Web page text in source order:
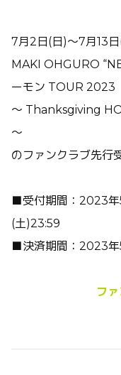
7月2日(日)〜7月13
MAKI OHGURO
ーモン TOUR 2023
〜 Thanksgiving
〜
のファンクラブ先行
■受付期間：2023年
(土)23:59
■決済期間：2023年
フ